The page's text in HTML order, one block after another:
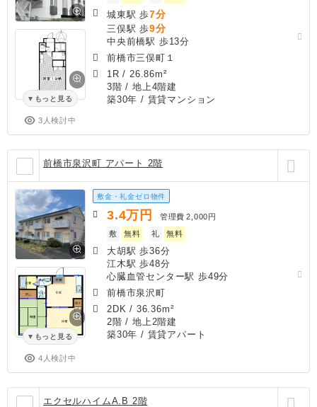
もっと見る
3人検討中
城東駅 歩7分
三俣駅 歩9分
中央前橋駅 歩13分
前橋市三俣町１
1R / 26.86m²
3階 / 地上4階建
築30年 / 賃貸マンション
前橋市泉沢町 アパート 2階
もっと見る
4人検討中
敷金・礼金ゼロ物件
3.4万円 管理費 2,000円
敷
無料 礼 無料
大胡駅 歩36分
江木駅 歩48分
心臓血管センター駅 歩49分
前橋市泉沢町
2DK / 36.36m²
2階 / 地上2階建
築30年 / 賃貸アパート
エクセルハイムA.B 2階